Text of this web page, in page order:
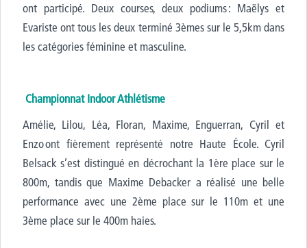
ont participé. Deux courses, deux podiums : Maëlys et
Evariste onttous les deux terminé 3èmessur le 5,5km dans
les catégories féminine et masculine.
Championnat Indoor Athlétisme
Amélie, Lilou, Léa, Floran, Maxime, Enguerran, Cyril et
Enzo ont fièrement représenté notre Haute École. Cyril
Belsack s’est distingué en décrochant la 1ère place sur le
800m, tandis que Maxime Debacker a réalisé une belle
performance avec une 2ème place sur le 110m et une
3ème place sur le 400m haies.